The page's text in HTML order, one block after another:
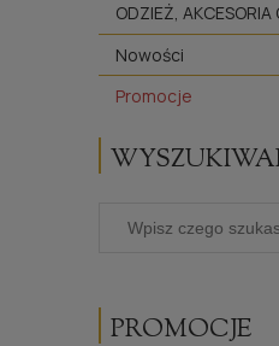
ODZIEŻ, AKCESORIA
Nowości
Promocje
PROMOCJE